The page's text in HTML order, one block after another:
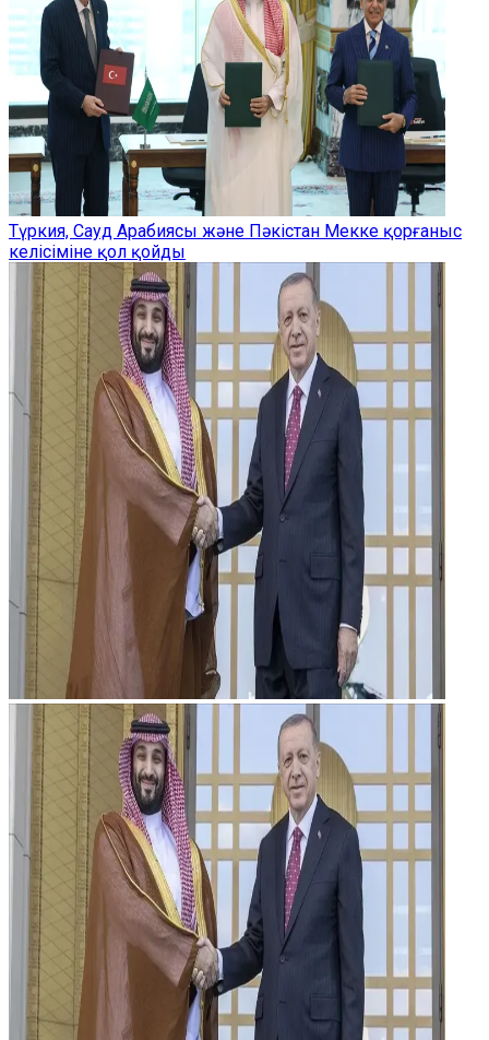
Түркия, Сауд Арабиясы және Пәкістан Мекке қорғаныс
келісіміне қол қойды